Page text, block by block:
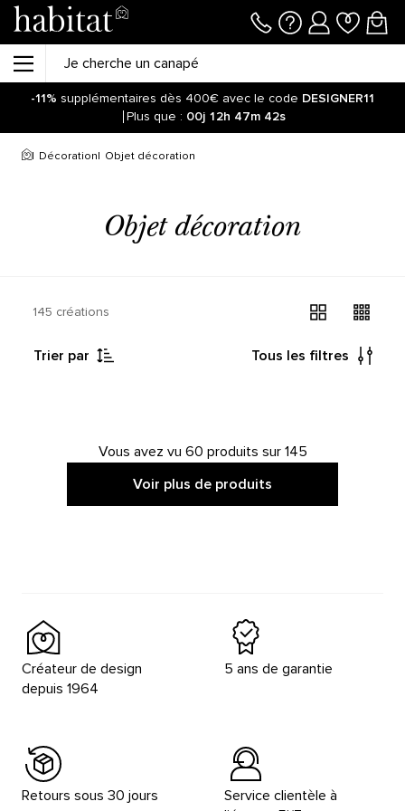
-11% supplémentaires dès 400€ avec le code DESIGNER11
Plus que : 00j 12h 47m 42s
Décoration Objet décoration
Objet décoration
145 créations
Trier par Tous les filtres
Vous avez vu 60 produits sur 145
Voir plus de produits
Créateur de design
depuis 1964
5 ans de garantie
Retours sous 30 jours
Service clientèle à